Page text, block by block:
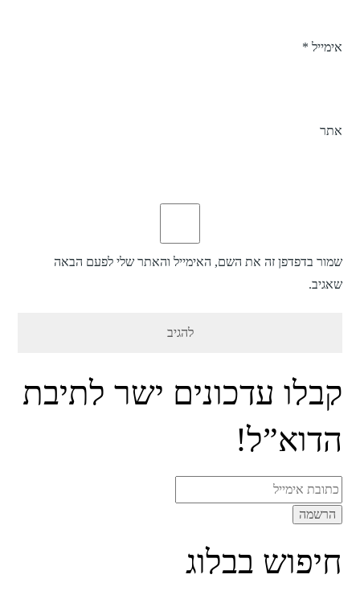
אימייל *
אתר
שמור בדפדפן זה את השם, האימייל והאתר שלי לפעם הבאה
שאגיב.
קבלו עדכונים ישר לתיבת
הדוא”ל!
חיפוש בבלוג